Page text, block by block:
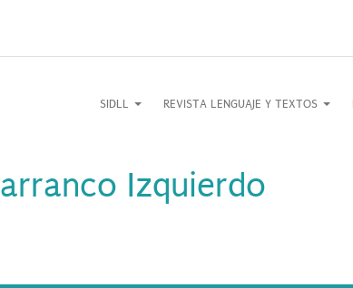
SIDLL REVISTA LENGUAJE Y TEXTOS
Izquierdo